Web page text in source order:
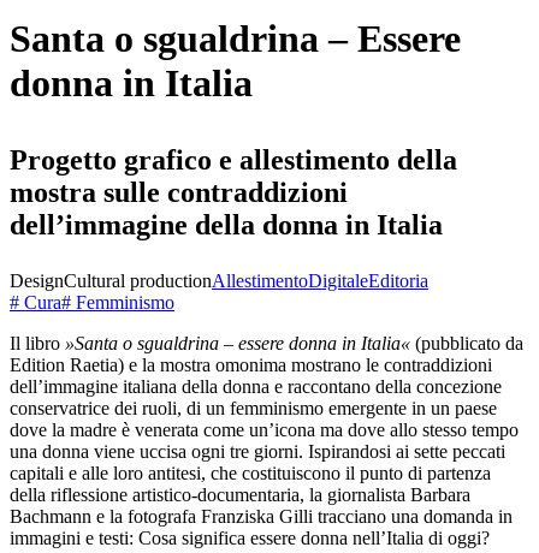
Santa o sgualdrina – Essere
donna in Italia
Progetto grafico e allestimento della
mostra sulle contraddizioni
dell’immagine della donna in Italia
DesignCultural productionAllestimentoDigitaleEditoria
# Cura# Femminismo
Il libro »Santa o sgualdrina – essere donna in Italia« (pubblicato da
Edition Raetia) e la mostra omonima mostrano le contraddizioni
dell’immagine italiana della donna e raccontano della concezione
conservatrice dei ruoli, di un femminismo emergente in un paese
dove la madre è venerata come un’icona ma dove allo stesso tempo
una donna viene uccisa ogni tre giorni. Ispirandosi ai sette peccati
capitali e alle loro antitesi, che costituiscono il punto di partenza
della riflessione artistico-documentaria, la giornalista Barbara
Bachmann e la fotografa Franziska Gilli tracciano una domanda in
immagini e testi: Cosa significa essere donna nell’Italia di oggi?